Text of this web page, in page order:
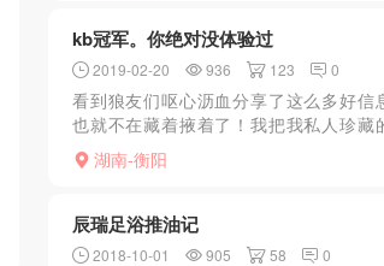
kb冠军。你绝对没体验过
2019-02-20 936 123 0
看到狼友们呕心沥血分享了这么多好信
也就不在藏着掖着了！我把我私人珍藏
分享给大家吧。希望各位能够多多留言
赏。本人玩全套已经有10个年头了以上
湖南-衡阳
辰瑞足浴推油记
2018-10-01 905 58 0